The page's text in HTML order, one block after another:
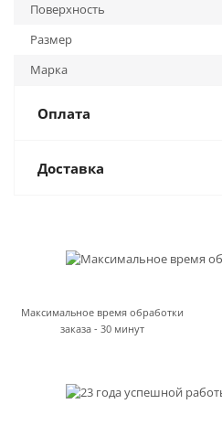
Поверхность
Размер
Марка
Оплата
Доставка
Максимальное время обработки
заказа - 30 минут